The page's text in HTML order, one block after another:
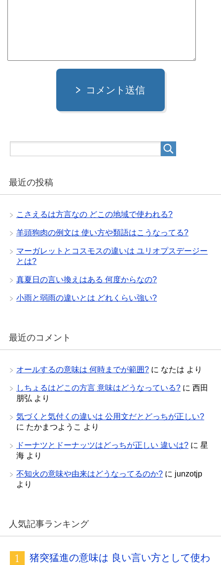
コメント送信
最近の投稿
こさえるは方言なの どこの地域で使われる?
羊頭狗肉の例文は 使い方や類語はこうなってる?
マーガレットとコスモスの違いは ユリオプスデージー
とは?
真夏日の言い換えはある 何度からなの?
小雨と弱雨の違いとは どれくらい強い?
最近のコメント
オールするの意味は 何時までが範囲? に なたは より
しちょるはどこの方言 意味はどうなっている? に 西田
朋弘 より
気づくと気付くの違いは 公用文だとどっちが正しい?
に たかまつようこ より
ドーナツとドーナッツはどっちが正しい 違いは? に 星
海 より
不知火の意味や由来はどうなってるのか? に junzotjp
より
人気記事ランキング
猪突猛進の意味は 良い言い方として使わ